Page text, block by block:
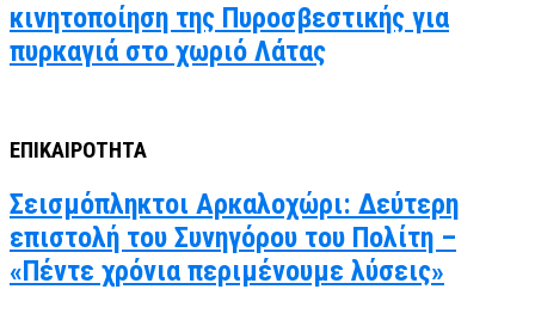
κινητοποίηση της Πυροσβεστικής για
πυρκαγιά στο χωριό Λάτας
ΕΠΙΚΑΙΡΟΤΗΤΑ
Σεισμόπληκτοι Αρκαλοχώρι: Δεύτερη
επιστολή του Συνηγόρου του Πολίτη –
«Πέντε χρόνια περιμένουμε λύσεις»